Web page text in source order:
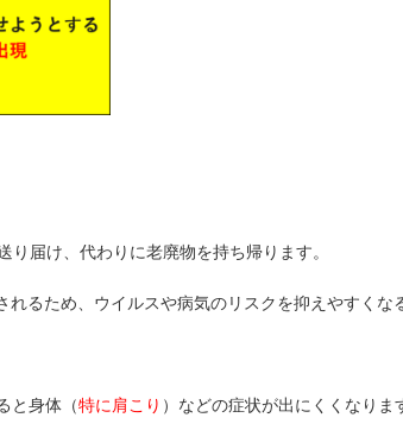
届け、代わりに老廃物を持ち帰ります。
るため、ウイルスや病気のリスクを抑えやすくな
と身体（特に肩こり ）などの症状が出にくくなりま